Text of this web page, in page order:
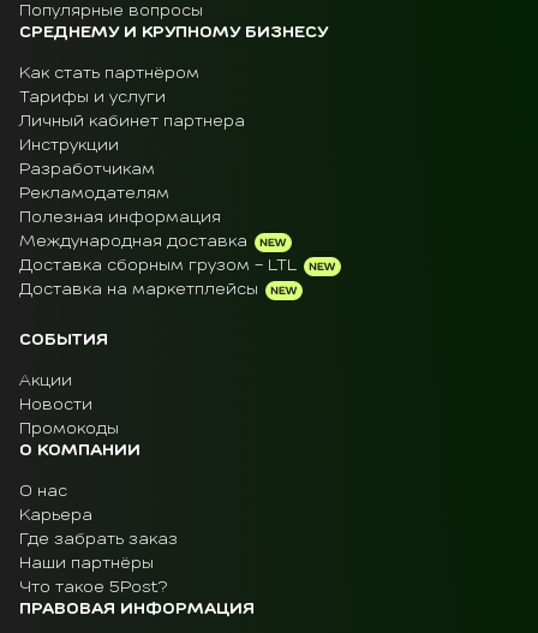
Популярные вопросы
СРЕДНЕМУ И КРУПНОМУ БИЗНЕСУ
Как стать партнёром
Тарифы и услуги
Личный кабинет партнера
Инструкции
Разработчикам
Рекламодателям
Полезная информация
Международная доставка
Доставка сборным грузом - LTL
Доставка на маркетплейсы
СОБЫТИЯ
Акции
Новости
Промокоды
О КОМПАНИИ
О нас
Карьера
Где забрать заказ
Наши партнёры
Что такое 5Post?
ПРАВОВАЯ ИНФОРМАЦИЯ